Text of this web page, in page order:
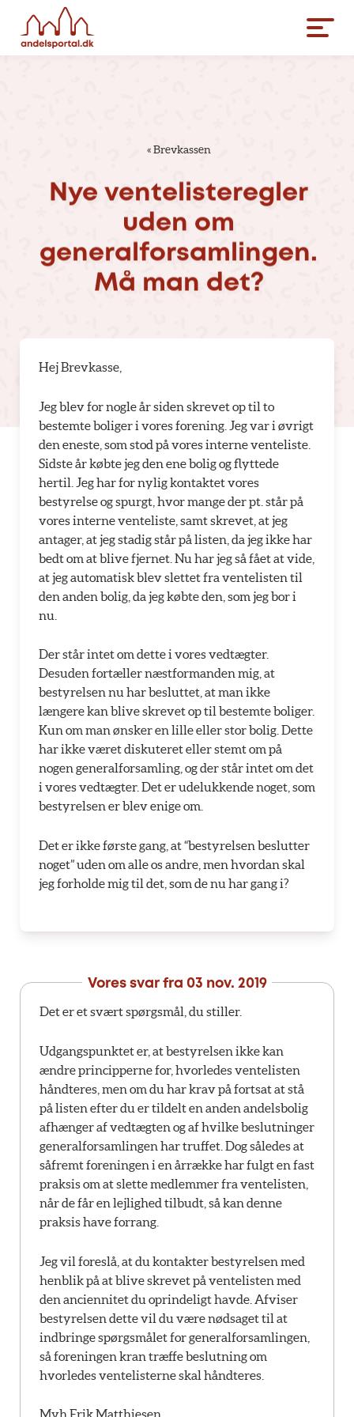
«Brevkassen
Nye ventelisteregler
uden om
generalforsamlingen.
Må man det?
Hej Brevkasse,
Jeg blev for nogle år siden skrevet op til to
bestemte boliger i vores forening. Jeg var i øvrigt
den eneste, som stod på vores interne venteliste.
Sidste år købte jeg den ene bolig og flyttede
hertil. Jeg har for nylig kontaktet vores
bestyrelse og spurgt, hvor mange der pt. står på
vores interne venteliste, samt skrevet, at jeg
antager, at jeg stadig står på listen, da jeg ikke har
bedt om at blive fjernet. Nu har jeg så fået at vide,
at jeg automatisk blev slettet fra ventelisten til
den anden bolig, da jeg købte den, som jeg bor i
nu.
Der står intet om dette i vores vedtægter.
Desuden fortæller næstformanden mig, at
bestyrelsen nu har besluttet, at man ikke
længere kan blive skrevet op til bestemte boliger.
Kun om man ønsker en lille eller stor bolig. Dette
har ikke været diskuteret eller stemt om på
nogen generalforsamling, og der står intet om det
i vores vedtægter. Det er udelukkende noget, som
bestyrelsen er blev enige om.
Det er ikke første gang, at “bestyrelsen beslutter
noget” uden om alle os andre, men hvordan skal
jeg forholde mig til det, som de nu har gang i?
Vores svar fra 03 nov. 2019
Det er et svært spørgsmål, du stiller.
Udgangspunktet er, at bestyrelsen ikke kan
ændre principperne for, hvorledes ventelisten
håndteres, men om du har krav på fortsat at stå
på listen efter du er tildelt en anden andelsbolig
afhænger af vedtægten og af hvilke beslutninger
generalforsamlingen har truffet. Dog således at
såfremt foreningen i en årrække har fulgt en fast
praksis om at slette medlemmer fra ventelisten,
når de får en lejlighed tilbudt, så kan denne
praksis have forrang.
Jeg vil foreslå, at du kontakter bestyrelsen med
henblik på at blive skrevet på ventelisten med
den anciennitet du oprindeligt havde. Afviser
bestyrelsen dette vil du være nødsaget til at
indbringe spørgsmålet for generalforsamlingen,
så foreningen kran træffe beslutning om
hvorledes ventelisterne skal håndteres.
Mvh Erik Matthiesen